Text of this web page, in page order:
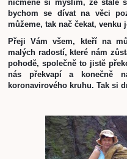
nicméně si myslím, že stále
bychom se dívat na věci
můžeme, tak nač čekat, venku
Přeji Vám všem, kteří na
malých radostí, které nám
pohodě, společně to jistě
nás překvapí a konečně
koronavirového kruhu. Tak si